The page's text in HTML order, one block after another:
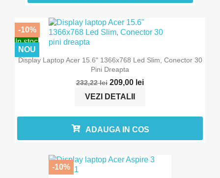
In stoc
Display Laptop Acer 15.6" 1366x768 Led Slim, Conector 30
Pini Dreapta
232,22 lei 209,00 lei
VEZI DETALII
-10%
NOU
ADAUGA IN COS
In stoc
-10%